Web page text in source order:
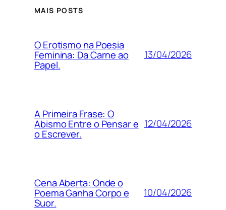
MAIS POSTS
O Erotismo na Poesia
Feminina: Da Carne ao
Papel.
13/04/2026
A Primeira Frase: O
Abismo Entre o Pensar e
o Escrever.
12/04/2026
Cena Aberta: Onde o
Poema Ganha Corpo e
Suor.
10/04/2026